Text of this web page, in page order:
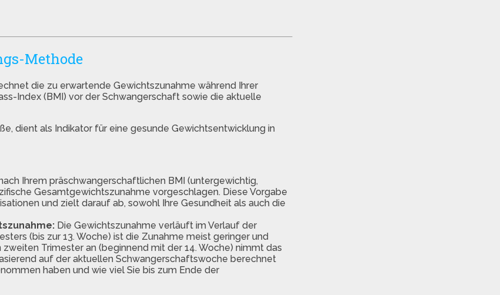
Methode
die zu erwartende Gewichtszunahme während Ihrer
Index (BMI) vor der Schwangerschaft sowie die aktuelle
dient als Indikator für eine gesunde Gewichtsentwicklung in
Ihrem präschwangerschaftlichen BMI (untergewichtig,
Gesamtgewichtszunahme vorgeschlagen. Diese Vorgabe
und zielt darauf ab, sowohl Ihre Gesundheit als auch die
Die Gewichtszunahme verläuft im Verlauf der
(bis zur 13. Woche) ist die Zunahme meist geringer und
Trimester an (beginnend mit der 14. Woche) nimmt das
auf der aktuellen Schwangerschaftswoche berechnet
haben und wie viel Sie bis zum Ende der